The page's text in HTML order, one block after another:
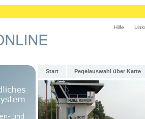
Hilfe
Start Pegelauswahl über Karte